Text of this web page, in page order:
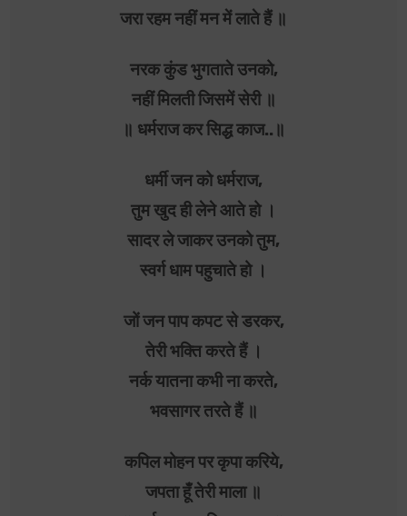
जरा रहम नहीं मन में लाते हैं ॥
नरक कुंड भुगताते उनको,
नहीं मिलती जिसमें सेरी ॥
॥ धर्मराज कर सिद्ध काज..॥
धर्मी जन को धर्मराज,
तुम खुद ही लेने आते हो ।
सादर ले जाकर उनको तुम,
स्वर्ग धाम पहुचाते हो ।
जों जन पाप कपट से डरकर,
तेरी भक्ति करते हैं ।
नर्क यातना कभी ना करते,
भवसागर तरते हैं ॥
कपिल मोहन पर कृपा करिये,
जपता हूँ तेरी माला ॥